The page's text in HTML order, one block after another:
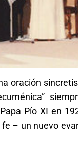
oración
Pío XI en
– un nuevo